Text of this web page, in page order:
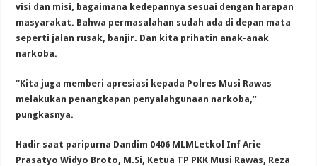
visi dan misi, bagaimana kedepannya sesuai dengan harapan
masyarakat. Bahwa permasalahan sudah ada di depan mata
seperti jalan rusak, banjir. Dan kita prihatin anak-anak
narkoba.
“Kita juga memberi apresiasi kepada Polres Musi Rawas
melakukan penangkapan penyalahgunaan narkoba,”
pungkasnya.
Hadir saat paripurna Dandim 0406 MLMLetkol Inf Arie
Prasatyo Widyo Broto, M.Si, Ketua TP PKK Musi Rawas, Reza